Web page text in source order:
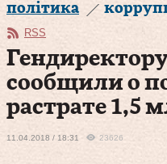
політика
RSS
сообщили о
растрате 1,5
11.04.2018 / 18:31 23626